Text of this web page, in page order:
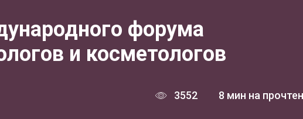
форума
и косметологов
3552 8 мин на